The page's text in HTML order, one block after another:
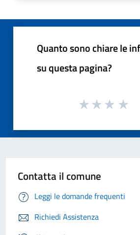
Quanto sono chiare le
su questa pagina?
Contatta il comune
Leggi le domande frequenti
Richiedi Assistenza